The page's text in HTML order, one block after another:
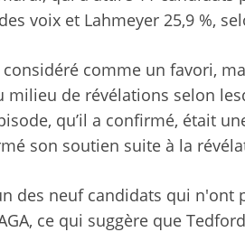
voix et Lahmeyer 25,9 %,
comme un favori,
milieu de révélations selon
qu’il a confirmé, était
son soutien suite à la
des neuf candidats qui
ce qui suggère que